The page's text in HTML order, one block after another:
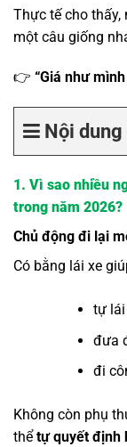
Thực tế cho
một câu giống
👉 “Giá như
Nội
1. Vì sao nhiều
trong năm 2026?
Chủ động đi lại
Có bằng lái xe
tự
đưa
đi
Không còn phụ
thể tự quyết định